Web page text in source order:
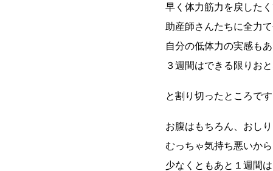
早く体力筋力を戻した
助産師さんたちに全力
自分の低体力の実感も
３週間はできる限りお
と割り切ったところです
お腹はもちろん、おし
むっちゃ気持ち悪いか
少なくともあと１週間